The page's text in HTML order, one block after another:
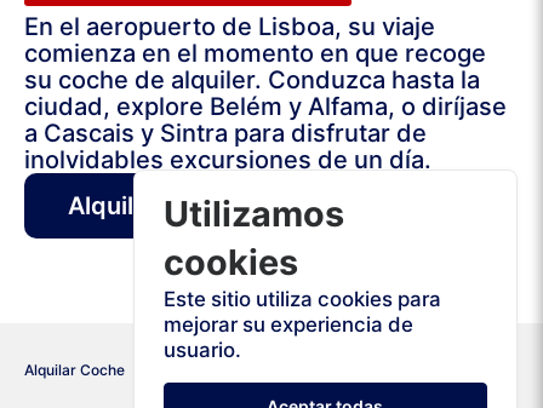
En el aeropuerto de Lisboa, su viaje
comienza en el momento en que recoge
su coche de alquiler. Conduzca hasta la
ciudad, explore Belém y Alfama, o diríjase
a Cascais y Sintra para disfrutar de
inolvidables excursiones de un día.
Alquiler Coche Lisboa Aeropuerto
Alquilar Coche
Utilizamos
cookies
Este sitio utiliza cookies para
mejorar su experiencia de
usuario.